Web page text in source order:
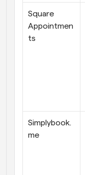
Square
Appointmen
ts
Simplybook.
me